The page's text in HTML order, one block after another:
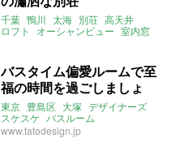
千葉 鴨川 太海 別荘 高天井
ロフト
オーシャンビュー 室内窓
バスタイム偏愛ルームで至
福の時間を過ごしましょ
東京 豊島区 大塚 デザイナーズ
スケスケ バスルーム
www.tatodesign.jp